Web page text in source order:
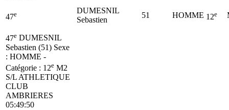
47e
DUMESNIL
Sebastien
51 HOMME 12e
47e DUMESNIL
Sebastien (51) Sexe
: HOMME -
Catégorie : 12e M2
S/L ATHLETIQUE
CLUB
AMBRIERES
05:49:50